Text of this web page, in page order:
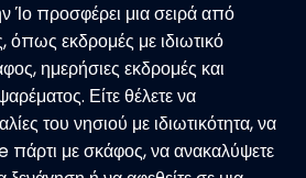
προσφέρει μια σειρά από
όπως εκδρομές με ιδιωτικό
ημερήσιες εκδρομές και
Είτε θέλετε να
του νησιού με ιδιωτικότητα, να
με σκάφος, να ανακαλύψετε